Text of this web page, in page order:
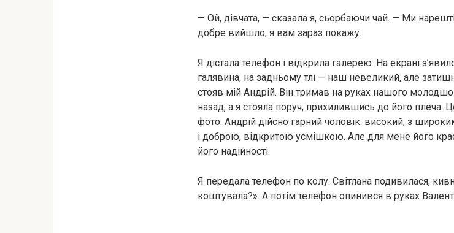
— Ой, дівчата, — сказала я, сьорбаючи чай. — Ми
добре вийшло, я вам зараз покажу.
Я дістала телефон і відкрила галерею. На екрані
галявина, на задньому тлі — наш невеликий, але
стояв мій Андрій. Він тримав на руках нашого
назад, а я стояла поруч, прихилившись до його
фото. Андрій дійсно гарний чоловік: високий, з
і доброю, відкритою усмішкою. Але для мене його
його надійності.
Я передала телефон по колу. Світлана подивилася,
коштувала?». А потім телефон опинився в руках